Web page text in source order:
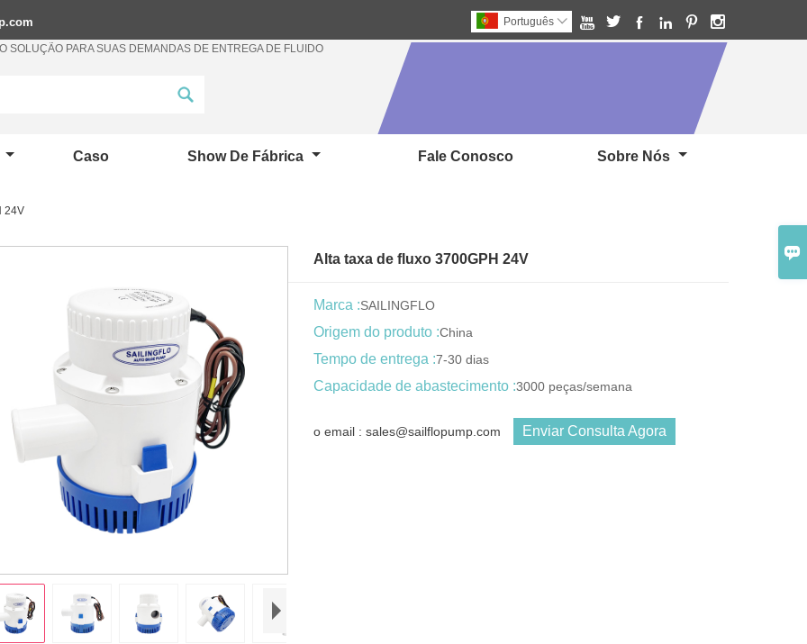

     
Português 
SOLUÇÃO PARA SUAS DEMANDAS DE ENTREGA DE FLUIDO
Caso Show De Fábrica Fale Conosco Sobre Nós
24V
Alta taxa de fluxo 3700GPH 24V
Marca :SAILINGFLO
Origem do produto :China
Tempo de entrega :7-30 dias
Capacidade de abastecimento :3000 peças/semana
o email : sales@sailflopump.com Enviar Consulta Agora